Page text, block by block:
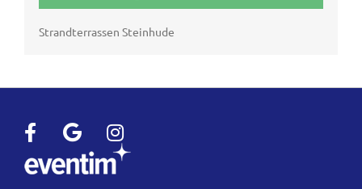
Strandterrassen Steinhude